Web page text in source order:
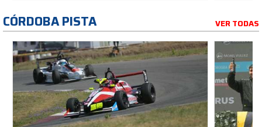
CÓRDOBA PISTA VER TODAS